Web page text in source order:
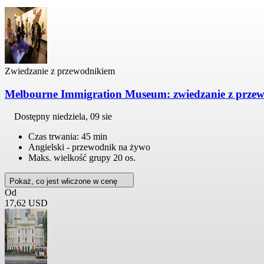
Zwiedzanie z przewodnikiem
Melbourne Immigration Museum: zwiedzanie z
Dostępny niedziela, 09 sie
Czas trwania: 45 min
Angielski - przewodnik na żywo
Maks. wielkość grupy 20 os.
Pokaż, co jest wliczone w cenę
Od
17,62 USD